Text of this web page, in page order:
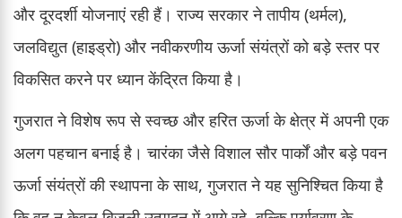
और दूरदर्शी योजनाएं रही हैं। राज्य सरकार ने तापीय (थर्मल),
जलविद्युत (हाइड्रो) और नवीकरणीय ऊर्जा संयंत्रों को बड़े स्तर पर
विकसित करने पर ध्यान केंद्रित किया है।
गुजरात ने विशेष रूप से स्वच्छ और हरित ऊर्जा के क्षेत्र में अपनी एक
अलग पहचान बनाई है। चारंका जैसे विशाल सौर पार्कों और बड़े पवन
ऊर्जा संयंत्रों की स्थापना के साथ, गुजरात ने यह सुनिश्चित किया है